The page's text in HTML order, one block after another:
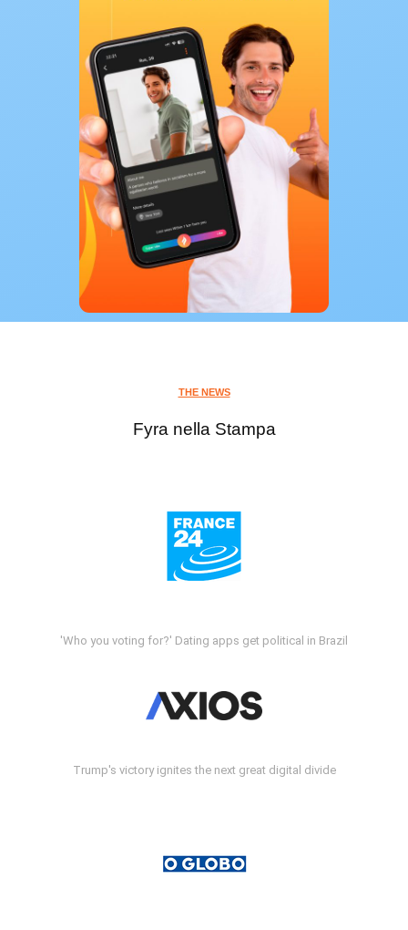
THE NEWS
Fyra nella Stampa
'Who you voting for?' Dating apps get political in Brazil
Trump's victory ignites the next great digital divide